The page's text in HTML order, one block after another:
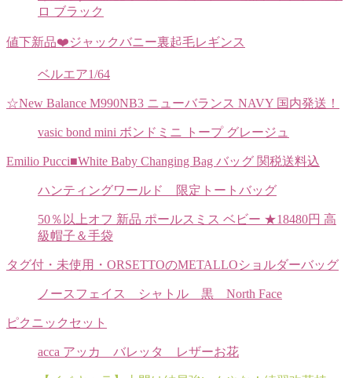
ロ ブラック
値下新品❤️ジャックバニー裏起毛レギンス
ベルエア1/64
☆New Balance M990NB3 ニューバランス NAVY 国内発送！
vasic bond mini ボンドミニ トープ グレージュ
Emilio Pucci■White Baby Changing Bag バッグ 関税送料込
ハンティングワールド 限定トートバッグ
50％以上オフ 新品 ポールスミス ベビー ★18480円 高
級帽子＆手袋
タグ付・未使用・ORSETTOのMETALLOショルダーバッグ
ノースフェイス シャトル 黒 North Face
ピクニックセット
acca アッカ バレッタ レザーお花